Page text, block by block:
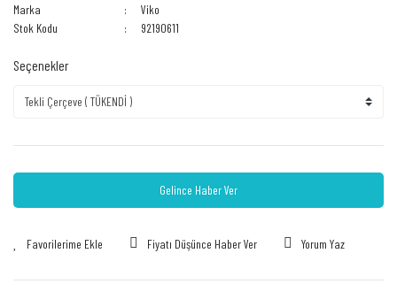
Marka
Viko
Stok Kodu
92190611
Seçenekler
Gelince Haber Ver
Fiyatı Düşünce Haber Ver Yorum Yaz